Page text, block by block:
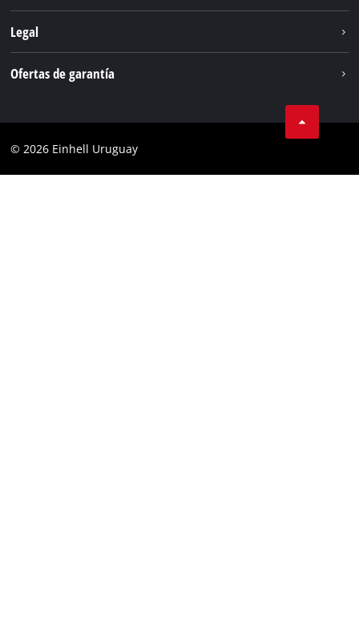
Servicio
Legal
Cumplimiento
Ofertas de garantía
Garantía PurePower Brushless
© 2026 Einhell Uruguay